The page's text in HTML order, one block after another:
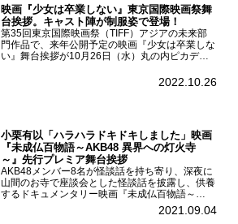
映画『少女は卒業しない』東京国際映画祭舞
台挨拶。キャスト陣が制服姿で登場！
第35回東京国際映画祭（TIFF）アジアの未来部
門作品で、来年公開予定の映画『少女は卒業しな
い』舞台挨拶が10月26日（水）丸の内ピカデリ
宮山莉渚、中井友望、監督の中川駿が登壇。映画
2022.10.26
小栗有以「ハラハラドキドキしました」映画
『未成仏百物語～AKB48 異界への灯火寺
～』先行プレミア舞台挨拶
AKB48メンバー8名が怪談話を持ち寄り、深夜に
山間のお寺で座談会とした怪談話を披露し、供養
するドキュメンタリー映画『未成仏百物語～
AKB48異界への灯火寺～』の先行プレミア舞台
挨拶が東京・ユナイテッド・シネマ豊洲で開催さ
2021.09.04